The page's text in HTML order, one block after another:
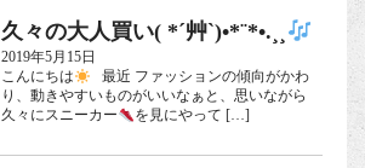
久々の大人買い( *´艸`)•*¨*•.¸¸
2019年5月15日
こんにちは
最近 ファッションの傾向がかわ
り、動きやすいものがいいなぁと、思いながら
久々にスニーカー
を見にやって […]